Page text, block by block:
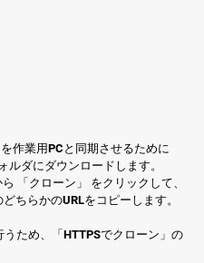
作業用PCと同期させるために
ダにダウンロードします。
「クローン」 をクリックして、
ちらかのURLをコピーします。
ため、「HTTPSでクローン」の